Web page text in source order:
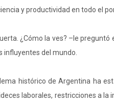
y productividad en todo el
¿Cómo la ves? –le preguntó
influyentes del mundo.
histórico de Argentina ha
laborales, restricciones a la